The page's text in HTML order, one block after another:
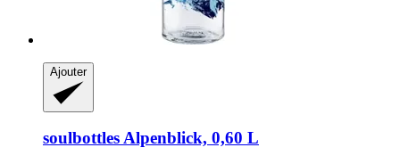
Ajouter
soulbottlesAlpenblick, 0,60 L